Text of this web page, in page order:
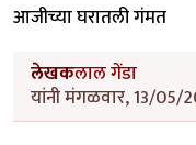
आजीच्या घरातली गंमत
लेखकलाल गेंडा
यांनी मंगळवार, 13/05/